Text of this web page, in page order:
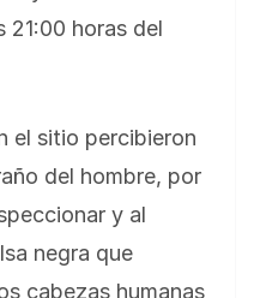
21:00 horas del
el sitio percibieron
del hombre, por
y al
negra que
cabezas humanas